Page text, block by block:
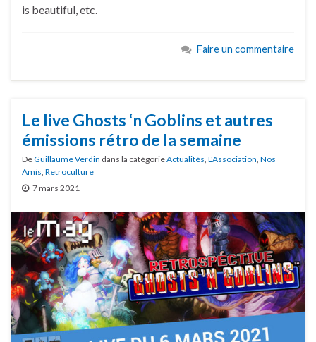
is beautiful, etc.
Faire un commentaire
Le live Ghosts ‘n Goblins et autres
émissions rétro de la semaine
DeGuillaume Verdin dans la catégorieActualités, L'Association, Nos
Amis, Retroculture
7 mars 2021